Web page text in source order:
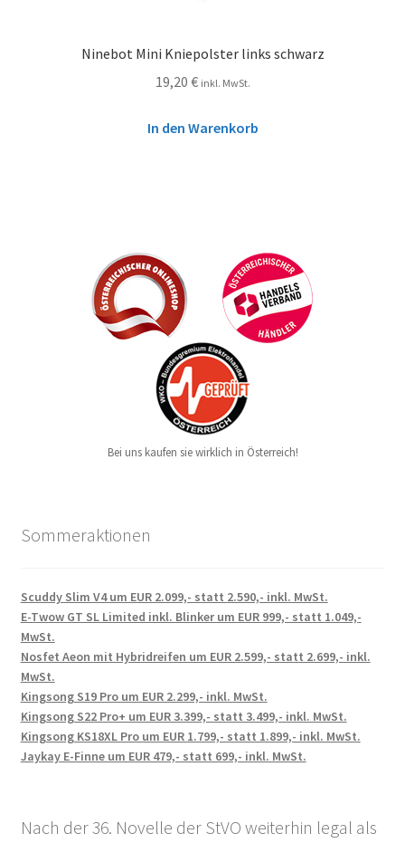
Ninebot Mini Kniepolster links schwarz
19,20 € inkl. MwSt.
In den Warenkorb
Bei uns kaufen sie wirklich in Österreich!
Sommeraktionen
Scuddy Slim V4 um EUR 2.099,- statt 2.590,- inkl. MwSt.
E-Twow GT SL Limited inkl. Blinker um EUR 999,- statt 1.049,-
MwSt.
Nosfet Aeon mit Hybridreifen um EUR 2.599,- statt 2.699,- inkl.
MwSt.
Kingsong S19 Pro um EUR 2.299,- inkl. MwSt.
Kingsong S22 Pro+ um EUR 3.399,- statt 3.499,- inkl. MwSt.
Kingsong KS18XL Pro um EUR 1.799,- statt 1.899,- inkl. MwSt.
Jaykay E-Finne um EUR 479,- statt 699,- inkl. MwSt.
Nach der 36. Novelle der StVO weiterhin legal als